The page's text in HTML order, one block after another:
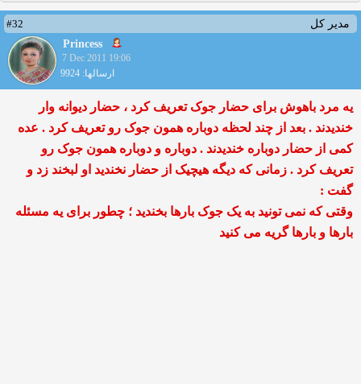
مدیر کل
#32
Princess
7 Dec 2011 19:06
ارسالها: 9924
یه مرد باهوش برای حضار جوک تعریف کرد ، حضار دیوانه وار
خندیدند . بعد از چند لحظه دوباره همون جوک رو تعریف کرد . عده
کمی از حضار دوباره خندیدند . دوباره و دوباره همون جوک رو
تعریف کرد . زمانی که دیگه هیچیک از حضار نخندید او لبخند زد و
گفت :
وقتی که نمی تونید به یک جوک بارها بخندید ؛ چطور برای یه مسئله
بارها و بارها گریه می کنید